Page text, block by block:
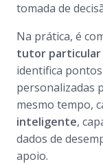
tomada de
Na prática, é
tutor particular
identifica
personalizadas
mesmo tempo,
inteligente,
dados de
apoio.